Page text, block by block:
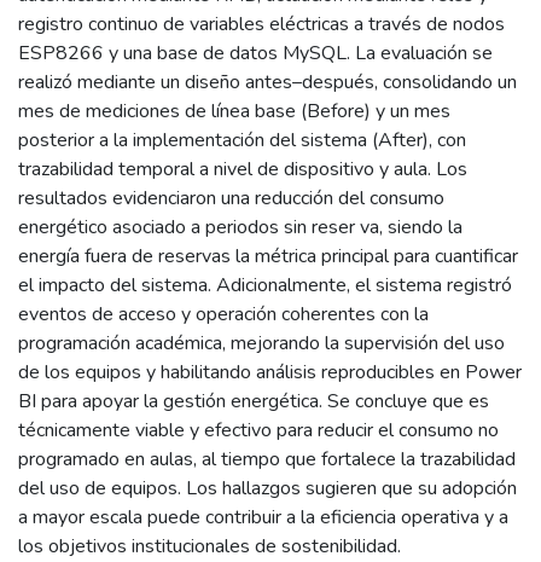
registro continuo de variables eléctricas a través de nodos
ESP8266 y una base de datos MySQL. La evaluación se
realizó mediante un diseño antes–después, consolidando un
mes de mediciones de línea base (Before) y un mes
posterior a la implementación del sistema (After), con
trazabilidad temporal a nivel de dispositivo y aula. Los
resultados evidenciaron una reducción del consumo
energético asociado a periodos sin reser va, siendo la
energía fuera de reservas la métrica principal para cuantificar
el impacto del sistema. Adicionalmente, el sistema registró
eventos de acceso y operación coherentes con la
programación académica, mejorando la supervisión del uso
de los equipos y habilitando análisis reproducibles en Power
BI para apoyar la gestión energética. Se concluye que es
técnicamente viable y efectivo para reducir el consumo no
programado en aulas, al tiempo que fortalece la trazabilidad
del uso de equipos. Los hallazgos sugieren que su adopción
a mayor escala puede contribuir a la eficiencia operativa y a
los objetivos institucionales de sostenibilidad.